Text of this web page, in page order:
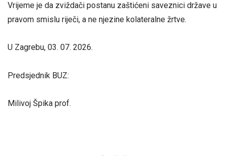
Vrijeme je da zviždači postanu zaštićeni saveznici države u
pravom smislu riječi, a ne njezine kolateralne žrtve.
U Zagrebu, 03. 07. 2026.
Predsjednik BUZ:
Milivoj Špika prof.